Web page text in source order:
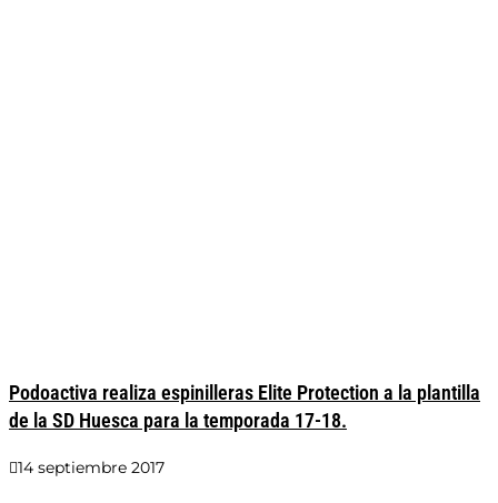
Podoactiva realiza espinilleras Elite Protection a la plantilla
de la SD Huesca para la temporada 17-18.
14 septiembre 2017